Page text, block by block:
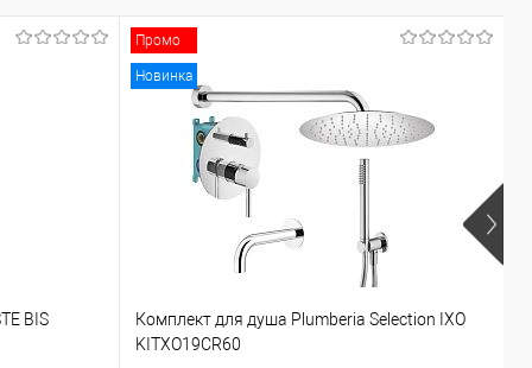
BIS
Промо
Новинка
Комплект для душа Plumberia Selection IXO
KITXO19CR60